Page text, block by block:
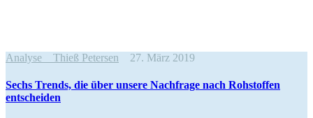
Analyse Thieß Petersen 27. März 2019
Sechs Trends, die über unsere Nachfrage nach Rohstoffen
entscheiden